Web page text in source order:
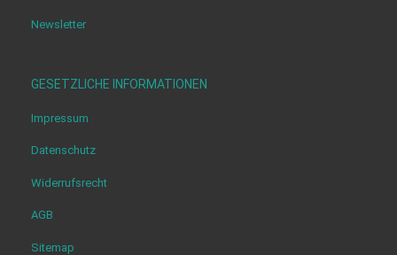
Newsletter
GESETZLICHE INFORMATIONEN
Impressum
Datenschutz
Widerrufsrecht
AGB
Sitemap